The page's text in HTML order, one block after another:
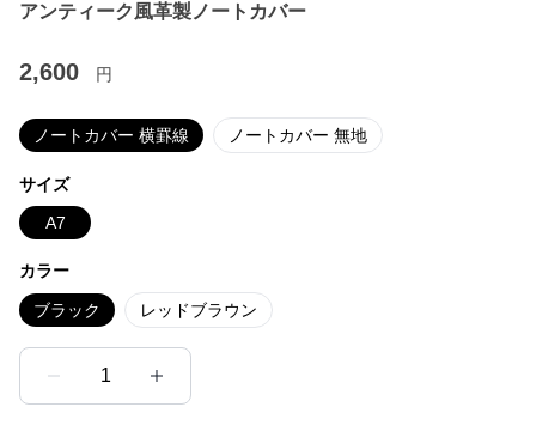
アンティーク風革製ノートカバー
2,600 円
ノートカバー 横罫線 ノートカバー 無地
サイズ
A7
カラー
ブラック レッドブラウン
1